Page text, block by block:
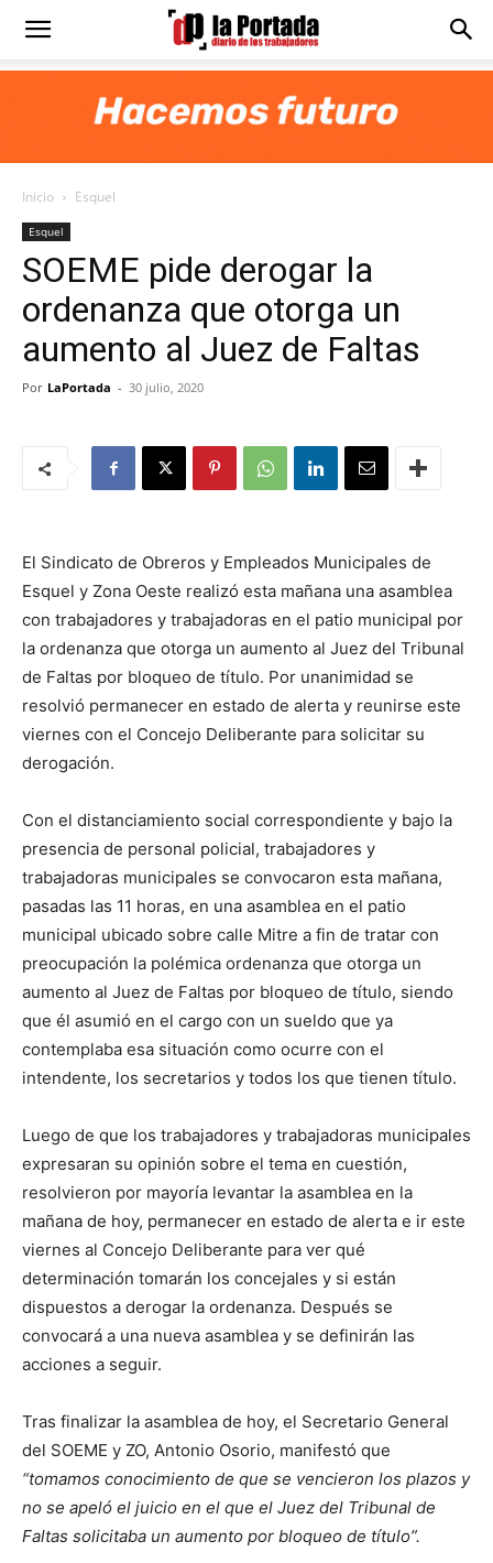
Diario
Portada
Inicio Esquel
Esquel
SOEME pide derogar la
ordenanza que otorga un
aumento al Juez de Faltas
Por LaPortada - 30 julio, 2020
El Sindicato de Obreros y Empleados Municipales de
Esquel y Zona Oeste realizó esta mañana una asamblea
con trabajadores y trabajadoras en el patio municipal por
la ordenanza que otorga un aumento al Juez del Tribunal
de Faltas por bloqueo de título. Por unanimidad se
resolvió permanecer en estado de alerta y reunirse este
viernes con el Concejo Deliberante para solicitar su
derogación.
Con el distanciamiento social correspondiente y bajo la
presencia de personal policial, trabajadores y
trabajadoras municipales se convocaron esta mañana,
pasadas las 11 horas, en una asamblea en el patio
municipal ubicado sobre calle Mitre a fin de tratar con
preocupación la polémica ordenanza que otorga un
aumento al Juez de Faltas por bloqueo de título, siendo
que él asumió en el cargo con un sueldo que ya
contemplaba esa situación como ocurre con el
intendente, los secretarios y todos los que tienen título.
Luego de que los trabajadores y trabajadoras municipales
expresaran su opinión sobre el tema en cuestión,
resolvieron por mayoría levantar la asamblea en la
mañana de hoy, permanecer en estado de alerta e ir este
viernes al Concejo Deliberante para ver qué
determinación tomarán los concejales y si están
dispuestos a derogar la ordenanza. Después se
convocará a una nueva asamblea y se definirán las
acciones a seguir.
Tras finalizar la asamblea de hoy, el Secretario General
del SOEME y ZO, Antonio Osorio, manifestó que
“tomamos conocimiento de que se vencieron los plazos y
no se apeló el juicio en el que el Juez del Tribunal de
Faltas solicitaba un aumento por bloqueo de título”.